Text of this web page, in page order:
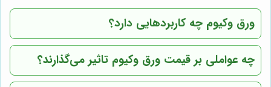
ورق وکیوم چه کاربردهایی دارد؟
چه عواملی بر قیمت ورق وکیوم تاثیر می‌گذارند؟